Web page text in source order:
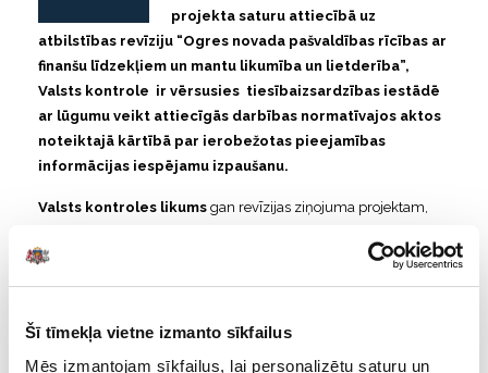
Šī tīmekļa vietne izmanto sīkfailus
Mēs izmantojam sīkfailus, lai personalizētu saturu un
projekta saturu attiecībā uz
atbilstības revīziju “Ogres novada pašvaldības rīcības ar
finanšu līdzekļiem un mantu likumība un lietderība”,
Valsts kontrole ir vērsusies tiesībaizsardzības iestādē
ar lūgumu veikt attiecīgās darbības normatīvajos aktos
noteiktajā kārtībā par ierobežotas pieejamības
informācijas iespējamu izpaušanu.
Valsts kontroles likums gan revīzijas ziņojuma projektam,
revīzijas datiem nosaka ierobežotas pieejamības informācijas
statusu un aizliedz informācijas nodošanu atklātībai pirms